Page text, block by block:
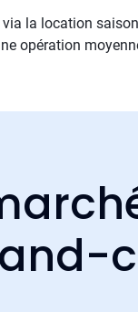
la location
opération